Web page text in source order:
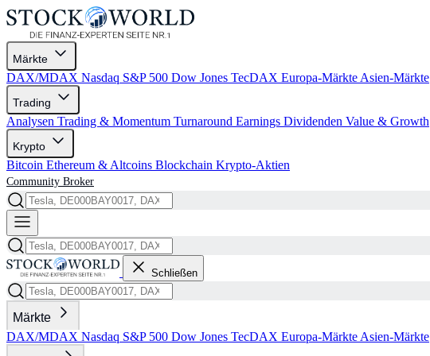
Märkte
DAX/MDAX Nasdaq S&P 500 Dow Jones TecDAX Europa-Märkte Asien-Märkte
Trading
Analysen Trading & Momentum Turnaround Earnings Dividenden Value & Growth
Krypto
Bitcoin Ethereum & Altcoins Blockchain Krypto-Aktien
Community Broker
Schließen
Märkte
DAX/MDAX Nasdaq S&P 500 Dow Jones TecDAX Europa-Märkte Asien-Märkte